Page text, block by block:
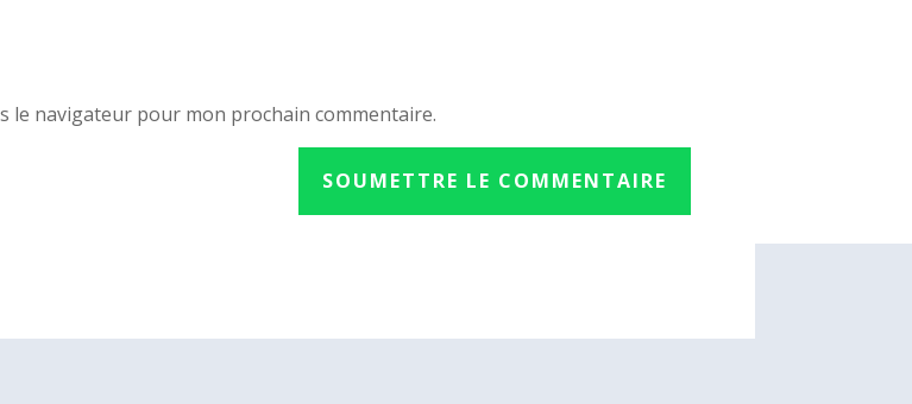
le navigateur pour mon prochain commentaire.
SOUMETTRE LE COMMENTAIRE